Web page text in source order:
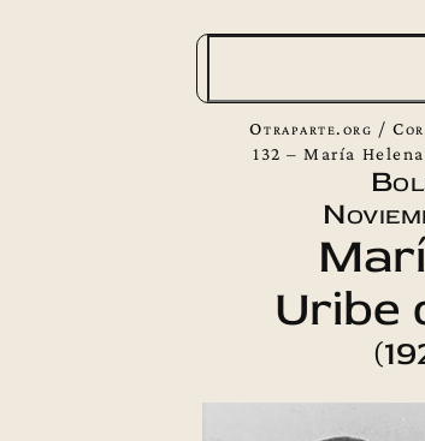
Otraparte.org /
132 – María
Uribe